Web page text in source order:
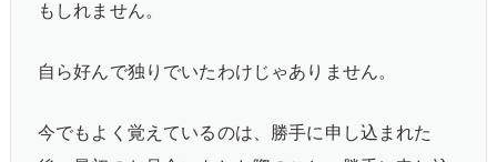
もしれません。
自ら好んで独りでいたわけじゃありません。
今でもよく覚えているのは、勝手に申し込まれた